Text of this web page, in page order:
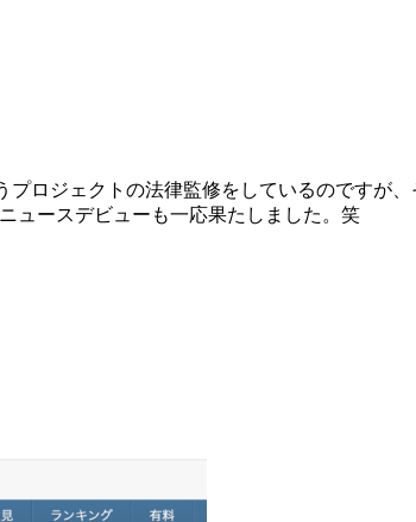
ロジェクトの法律監修をしているのですが
ュースデビューも一応果たしました。笑